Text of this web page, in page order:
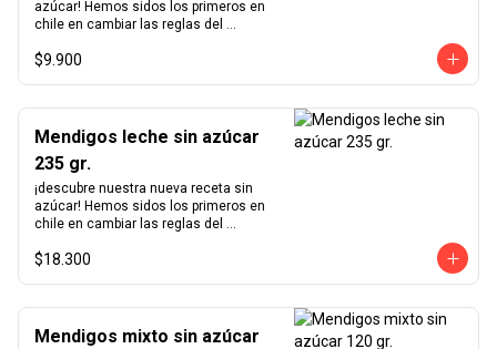
azúcar! Hemos sidos los primeros en
chile en cambiar las reglas del
nuestra receta para lograr un chocolate
porcentaje de cacao de 36% a  41%
para nuestra receta de chocolate de
leche y de 55% a  64%  para la de
chocolate negro.      ¿sabías qué?   El
nombre mendigos es una traducción
literal del francés "Mendiant" cuyo
significado tiene orígenes en la
antiguo cuento irlandés. Cada fruto
pobreza.
$9.900
Mendigos leche sin azúcar
235 gr.
¡descubre nuestra nueva receta sin
azúcar! Hemos sidos los primeros en
chile en cambiar las reglas del
nuestra receta para lograr un chocolate
porcentaje de cacao de 36% a  41%
para nuestra receta de chocolate de
$18.300
Mendigos mixto sin azúcar